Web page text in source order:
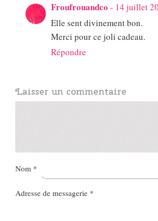
Froufrouandco - 14 juillet
Elle sent divinement bon.
Merci pour ce joli cadeau.
Répondre
Laisser un commentaire
Nom *
Adresse de messagerie *